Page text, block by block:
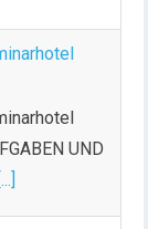
UND
[...]